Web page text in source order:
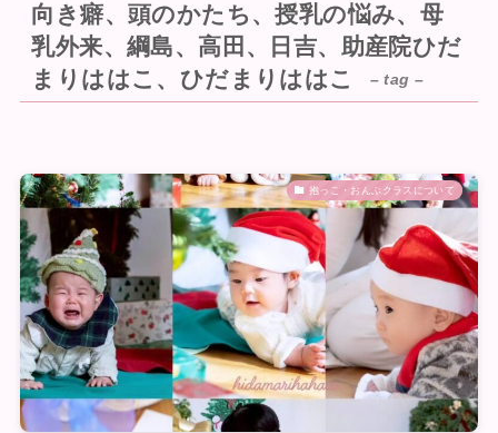
向き癖、頭のかたち、授乳の悩み、母
乳外来、綱島、高田、日吉、助産院ひだ
まりははこ、ひだまりははこ
– tag –
抱っこ・おんぶクラスについて